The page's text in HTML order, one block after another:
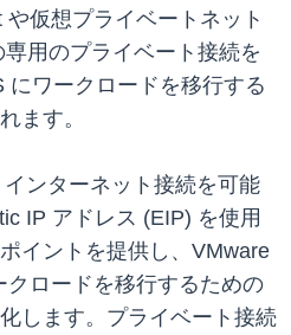
仮想プライベートネット
用のプライベート接続を
にワークロードを移行する
ます。
ンターネット接続を可能
IP アドレス (EIP) を使用
イントを提供し、VMware
クロードを移行するための
します。プライベート接続